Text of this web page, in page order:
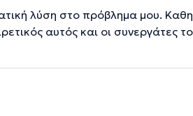
λύση στο πρόβλημα μου.
αυτός και οι συνεργάτες